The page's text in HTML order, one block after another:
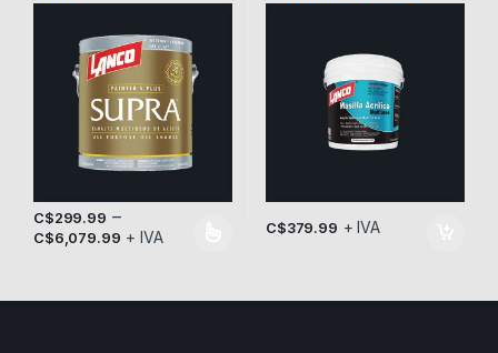
C$299.99 –
C$6,079.99 + IVA
Este producto tiene múltiples variantes. Las opciones se
C$379.99 + IVA